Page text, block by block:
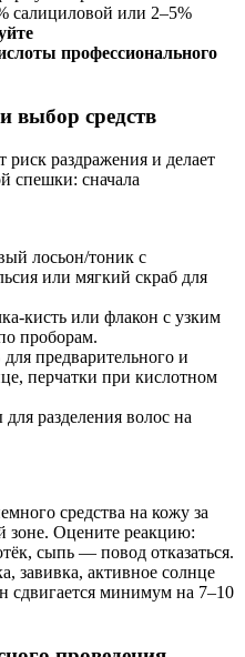
салициловой или 2–5%
профессионального
выбор средств
риск раздражения и делает
спешки: сначала
лосьон/тоник с
или мягкий скраб для
кисть или флакон с узким
проборам.
предварительного и
перчатки при кислотном
разделения волос на
средства на кожу за
зоне. Оцените реакцию:
сыпь — повод отказаться.
завивка, активное солнце
сдвигается минимум на 7–10